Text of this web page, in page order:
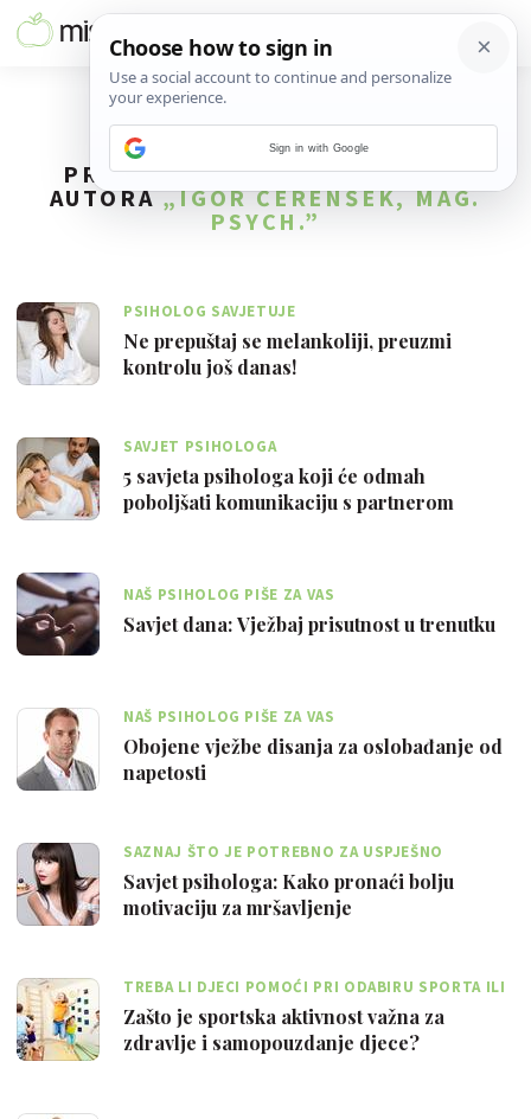
PRONAĐENO46REZULTATA ZA
AUTORA„IGOR ČERENŠEK, MAG.
PSYCH.”
PSIHOLOG SAVJETUJE
Ne prepuštaj se melankoliji, preuzmi
kontrolu još danas!
SAVJET PSIHOLOGA
5 savjeta psihologa koji će odmah
poboljšati komunikaciju s partnerom
NAŠ PSIHOLOG PIŠE ZA VAS
Savjet dana: Vježbaj prisutnost u trenutku
NAŠ PSIHOLOG PIŠE ZA VAS
Obojene vježbe disanja za oslobađanje od
napetosti
SAZNAJ ŠTO JE POTREBNO ZA USPJEŠNO
MRŠAVLJENJE
Savjet psihologa: Kako pronaći bolju
motivaciju za mršavljenje
TREBA LI DJECI POMOĆI PRI ODABIRU SPORTA ILI
IH PUSTITI DA SAMI IZABERU?
Zašto je sportska aktivnost važna za
zdravlje i samopouzdanje djece?
Sign in with Google